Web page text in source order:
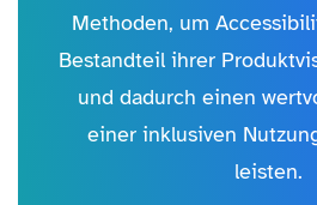
Methoden, um
Bestandteil ihrer
und dadurch einen
einer inklusiven
leisten.